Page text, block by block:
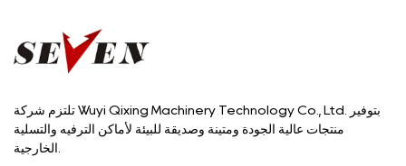
تلتزم شركة Wuyi Qixing Machinery Technology Co., Ltd. بتوفير
منتجات عالية الجودة ومتينة وصديقة للبيئة لأماكن الترفيه والتسلية